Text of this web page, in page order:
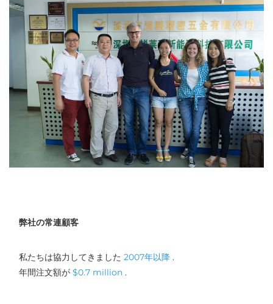
弊社の常連顧客
私たちは協力してきました 2007年以降 .
年間注文額が $0.7 million .